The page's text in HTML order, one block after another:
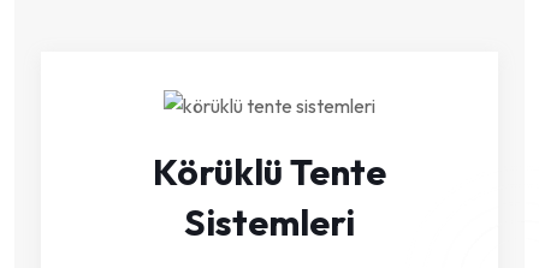
Körüklü Tente
Sistemleri